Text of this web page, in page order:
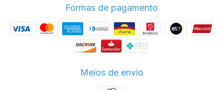
Formas de pagamento
Meios de envio